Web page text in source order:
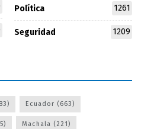
Política 1261
Seguridad 1209
Ecuador (663)
Machala (221)